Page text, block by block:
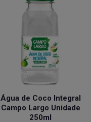
Água de Coco Integral
Campo Largo Unidade
250ml